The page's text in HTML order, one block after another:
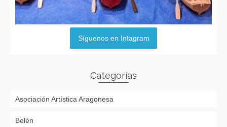
Síguenos en Intagram
Categorías
Asociación Artística Aragonesa
Belén